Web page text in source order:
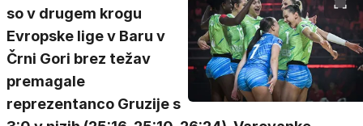
so v drugem krogu
Evropske lige v Baru v
Črni Gori brez težav
premagale
reprezentanco Gruzije s